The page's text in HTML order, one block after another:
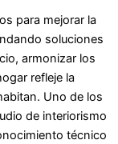
para mejorar la
soluciones
armonizar los
refleje la
Uno de los
de interiorismo
técnico